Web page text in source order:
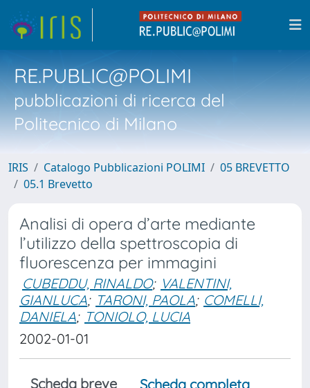
RE.PUBLIC@POLIMI
pubblicazioni di ricerca del
Politecnico di Milano
IRIS Catalogo Pubblicazioni POLIMI
05 BREVETTO
05.1 Brevetto
Analisi di opera d’arte mediante
l’utilizzo della spettroscopia di
fluorescenza per immagini
CUBEDDU, RINALDO; VALENTINI,
GIANLUCA; TARONI, PAOLA; COMELLI,
DANIELA; TONIOLO, LUCIA
2002-01-01
Scheda breve
Scheda completa